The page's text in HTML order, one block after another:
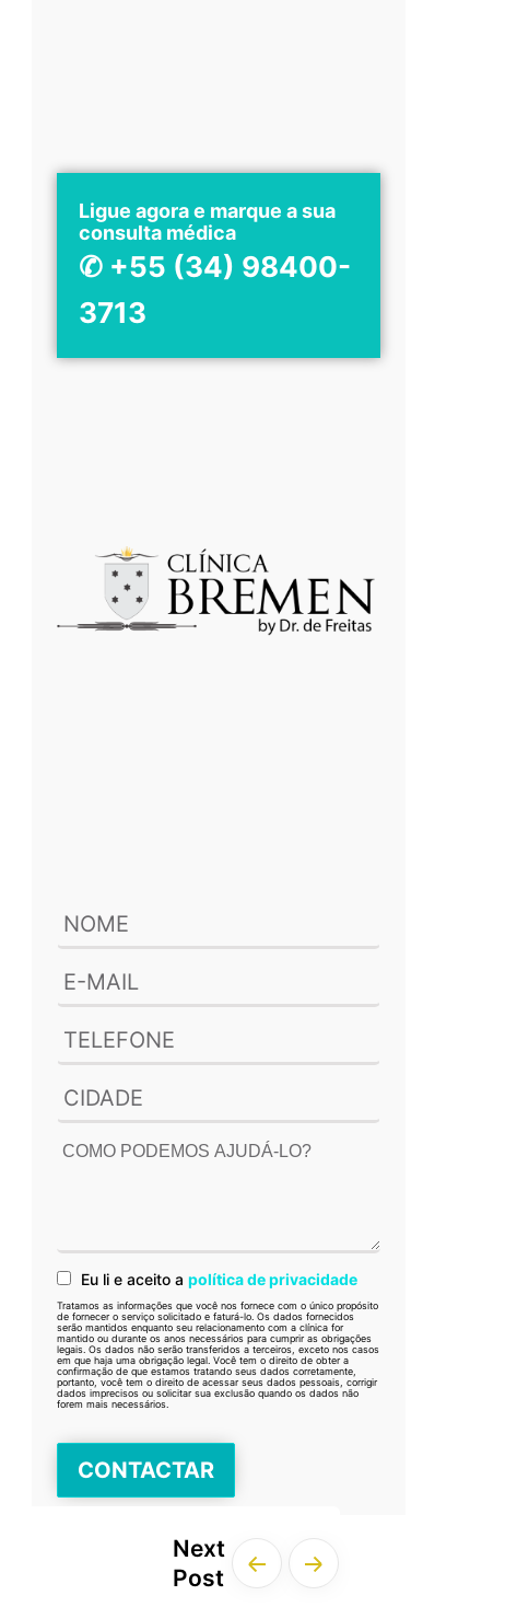
Ligue agora e marque a sua
consulta médica
✆ +55 (34) 98400-
3713
Eu li e aceito a política de privacidade
Tratamos as informações que você nos fornece com o único propósito
de fornecer o serviço solicitado e faturá-lo. Os dados fornecidos
serão mantidos enquanto seu relacionamento com a clínica for
mantido ou durante os anos necessários para cumprir as obrigações
legais. Os dados não serão transferidos a terceiros, exceto nos casos
em que haja uma obrigação legal. Você tem o direito de obter a
confirmação de que estamos tratando seus dados corretamente,
portanto, você tem o direito de acessar seus dados pessoais, corrigir
dados imprecisos ou solicitar sua exclusão quando os dados não
forem mais necessários.
Next
Post